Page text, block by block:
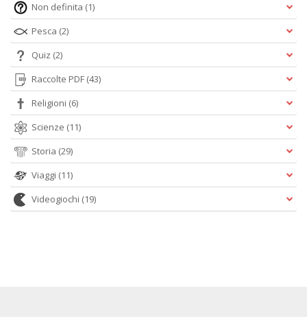
Non definita (1)
Pesca (2)
Quiz (2)
Raccolte PDF (43)
Religioni (6)
Scienze (11)
Storia (29)
Viaggi (11)
Videogiochi (19)